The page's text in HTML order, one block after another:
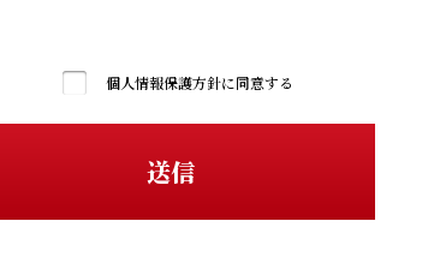
個人情報保護方針に同意する